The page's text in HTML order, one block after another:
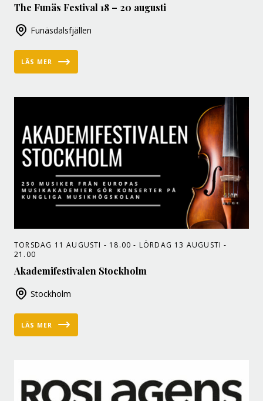
The Funäs Festival 18 – 20 augusti
Funäsdalsfjällen
LÄS MER
TORSDAG 11 AUGUSTI - 18.00 - LÖRDAG 13 AUGUSTI -
21.00
Akademifestivalen Stockholm
Stockholm
LÄS MER